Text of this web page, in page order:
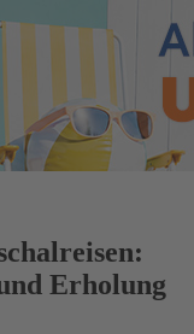
Erholung